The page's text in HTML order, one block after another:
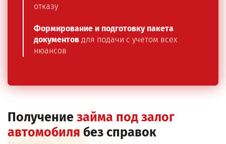
отказу
Формирование и подготовку пакета
документовдля подачи с учетом всех
нюансов
Получениезайма под залог
автомобилябез справок